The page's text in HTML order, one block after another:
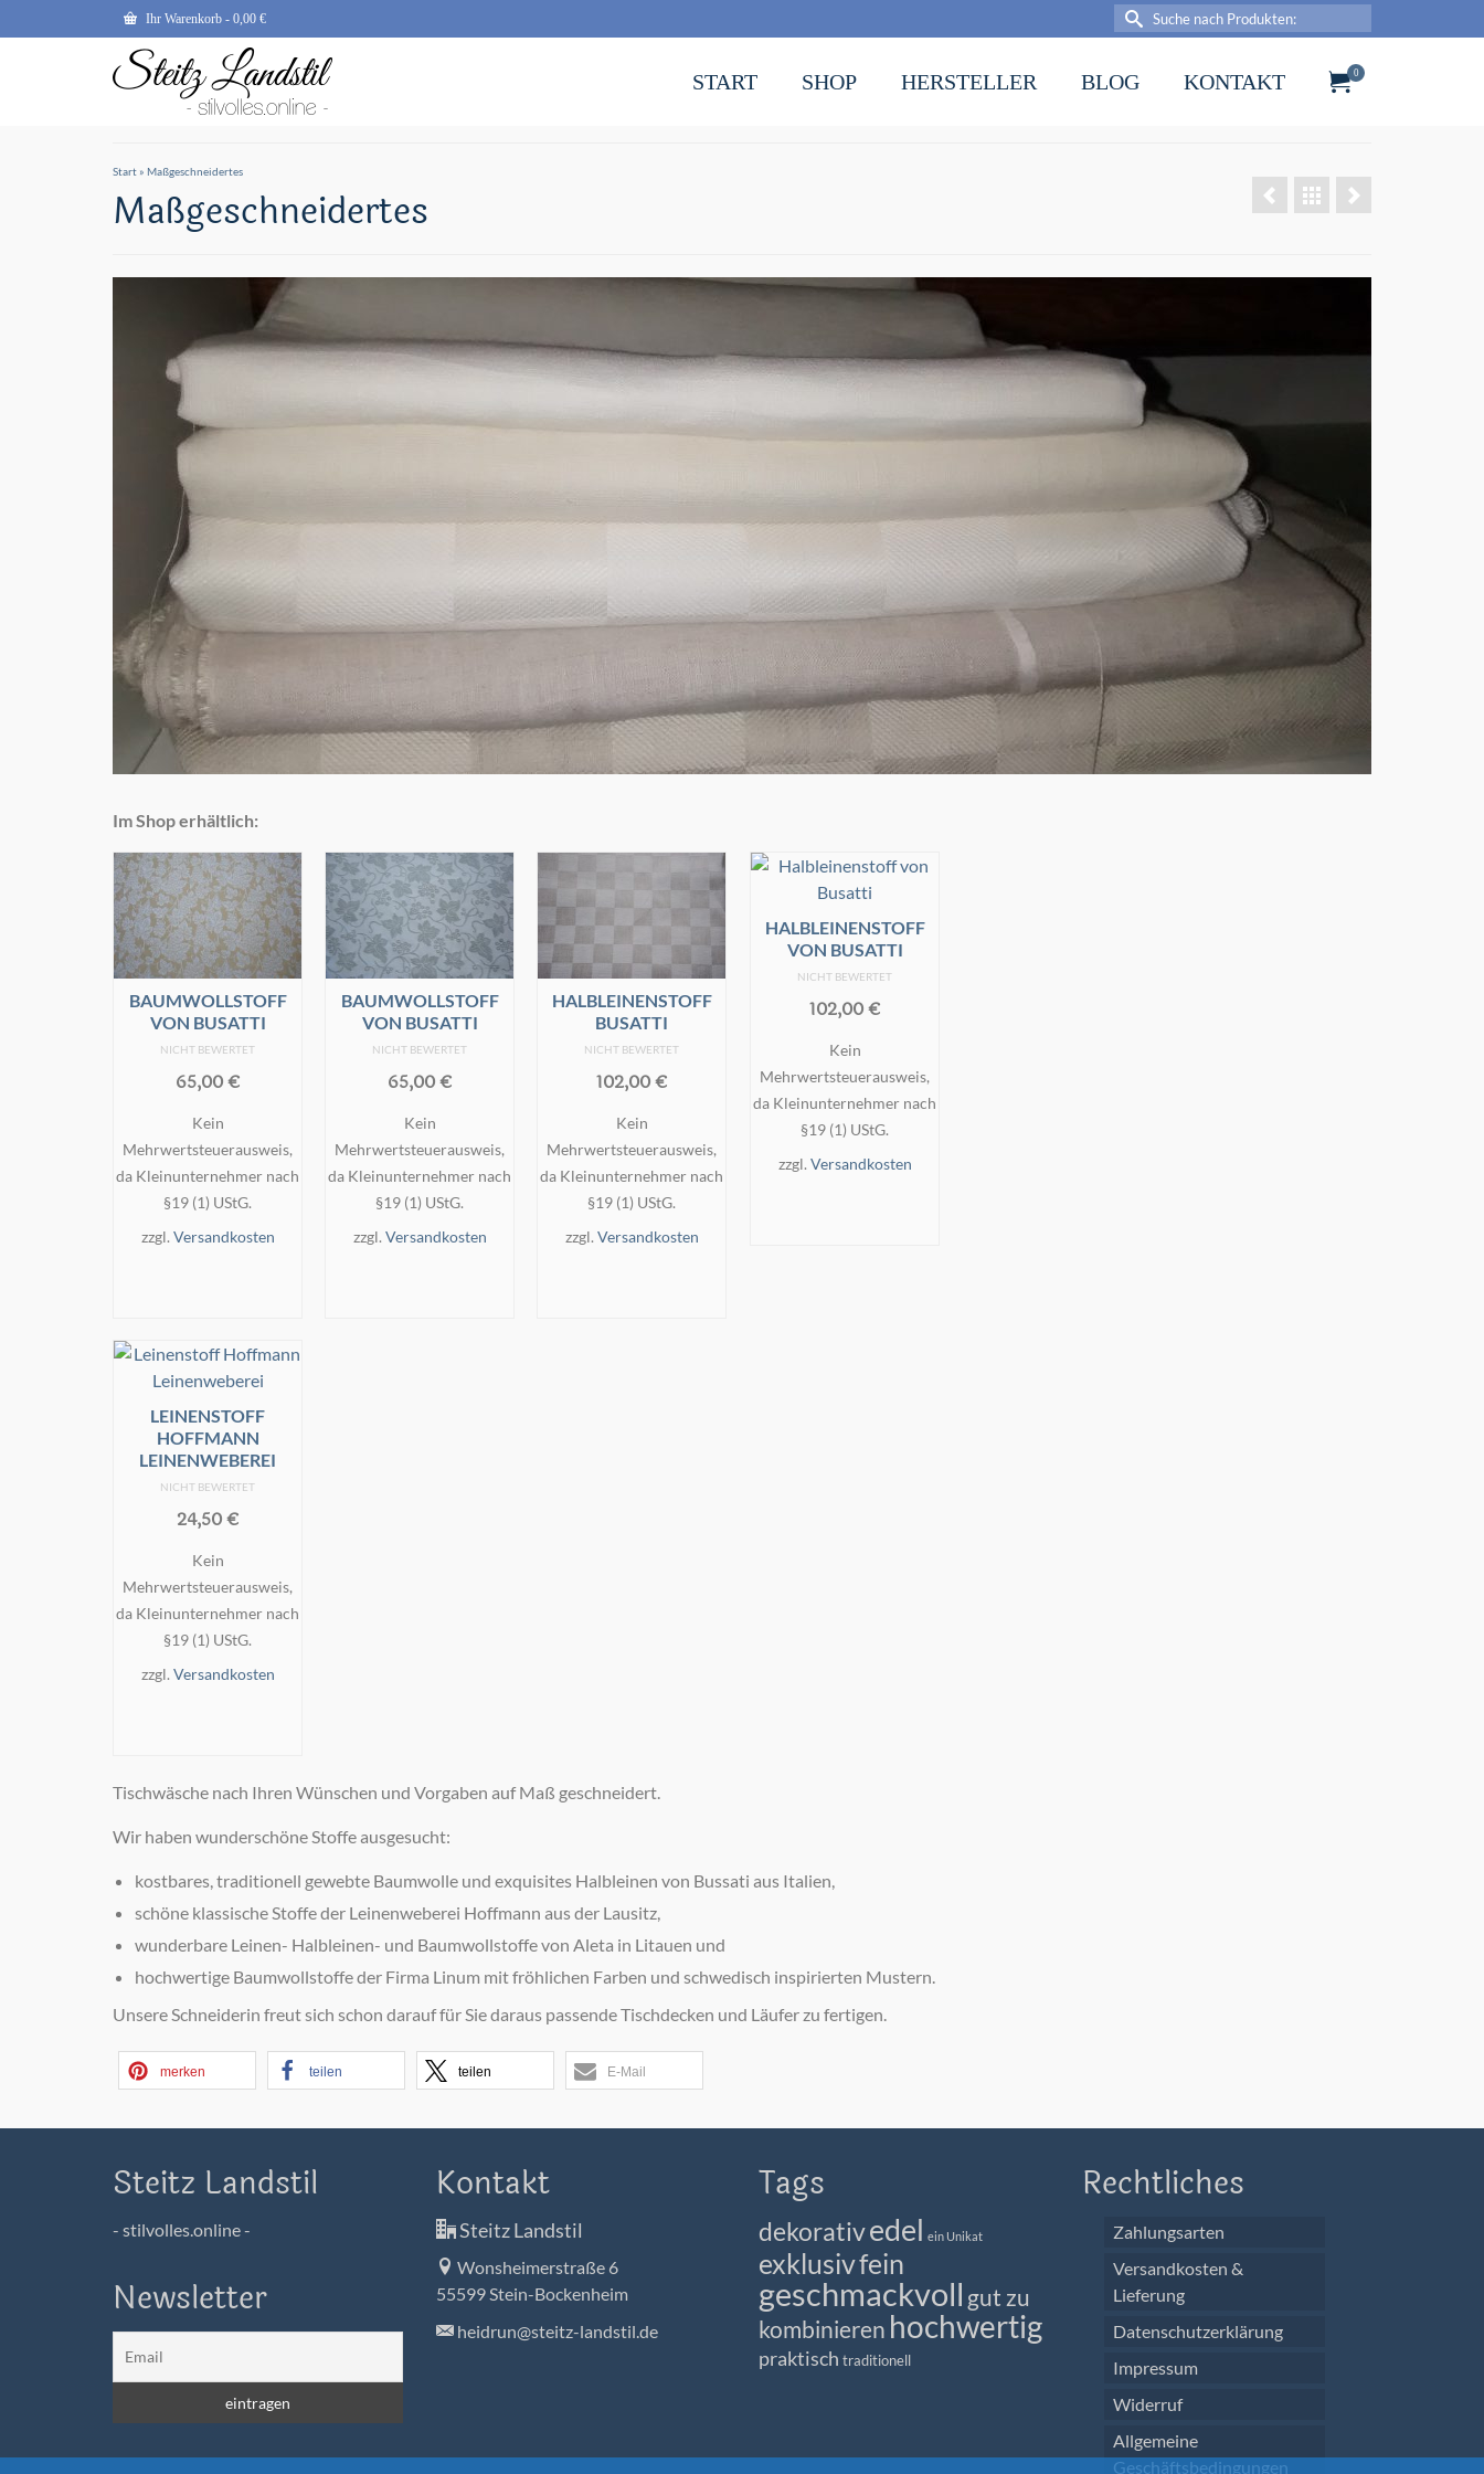
Ihr Warenkorb - 0,00 €
Suche
nach:
START SHOP HERSTELLER BLOG KONTAKT 0
Start » Maßgeschneidertes
Maßgeschneidertes
Im Shop erhältlich:
BAUMWOLLSTOFF
VON BUSATTI
NICHT BEWERTET
65,00€
Kein
Mehrwertsteuerausweis,
da Kleinunternehmer nach
§19 (1) UStG.
zzgl. Versandkosten
BAUMWOLLSTOFF
VON BUSATTI
NICHT BEWERTET
65,00€
Kein
Mehrwertsteuerausweis,
da Kleinunternehmer nach
§19 (1) UStG.
zzgl. Versandkosten
HALBLEINENSTOFF
BUSATTI
NICHT BEWERTET
102,00€
Kein
Mehrwertsteuerausweis,
da Kleinunternehmer nach
§19 (1) UStG.
zzgl. Versandkosten
HALBLEINENSTOFF
VON BUSATTI
NICHT BEWERTET
102,00€
Kein
Mehrwertsteuerausweis,
da Kleinunternehmer nach
§19 (1) UStG.
zzgl. Versandkosten
LEINENSTOFF
HOFFMANN
LEINENWEBEREI
NICHT BEWERTET
24,50€
Kein
Mehrwertsteuerausweis,
da Kleinunternehmer nach
§19 (1) UStG.
zzgl. Versandkosten
Tischwäsche nach Ihren Wünschen und Vorgaben auf Maß geschneidert.
Wir haben wunderschöne Stoffe ausgesucht:
kostbares, traditionell gewebte Baumwolle und exquisites Halbleinen von Bussati aus Italien,
schöne klassische Stoffe der Leinenweberei Hoffmann aus der Lausitz,
wunderbare Leinen- Halbleinen- und Baumwollstoffe von Aleta in Litauen und
hochwertige Baumwollstoffe der Firma Linum mit fröhlichen Farben und schwedisch inspirierten Mustern.
Unsere Schneiderin freut sich schon darauf für Sie daraus passende Tischdecken und Läufer zu fertigen.
merken teilen teilen E-Mail
Steitz Landstil
- stilvolles.online -
Newsletter
Kontakt
Steitz Landstil
Wonsheimerstraße 6
55599 Stein-Bockenheim
heidrun@steitz-landstil.de
Tags
dekorativedel ein Unikat
exklusivfein
geschmackvoll gut zu
kombinieren hochwertig
praktisch traditionell
Rechtliches
Zahlungsarten
Versandkosten &
Lieferung
Datenschutzerklärung
Impressum
Widerruf
Allgemeine
Geschäftsbedingungen